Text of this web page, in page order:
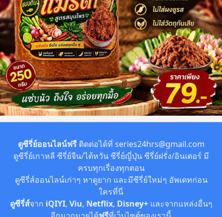
ตูซีรี่ย์ออนไลน์ฟรีติดต่อได้ที่ series24hrs@gmail.com
ดูซีรี่ย์เกาหลี ซีรี่ย์จีน/ไต้หวัน ซีรี่ย์ญี่ปุ่น ซีรี่ย์ฝรั่ง/อินเตอร์ มี
ครบทุกเรื่องทุกตอน
ดูซีรี่ส์ออนไลน์เก่าๆ หาดูยาก และมีซีรี่ย์ใหม่ๆ อัพเดทก่อน
ใครที่นี่
ดูซีรี่ส์จาก iQIYI, Viu, Netflix, Disney+ และจากแหล่งอื่นๆ